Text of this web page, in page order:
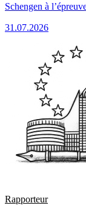
Schengen à
31.07.2026
Rapporteur